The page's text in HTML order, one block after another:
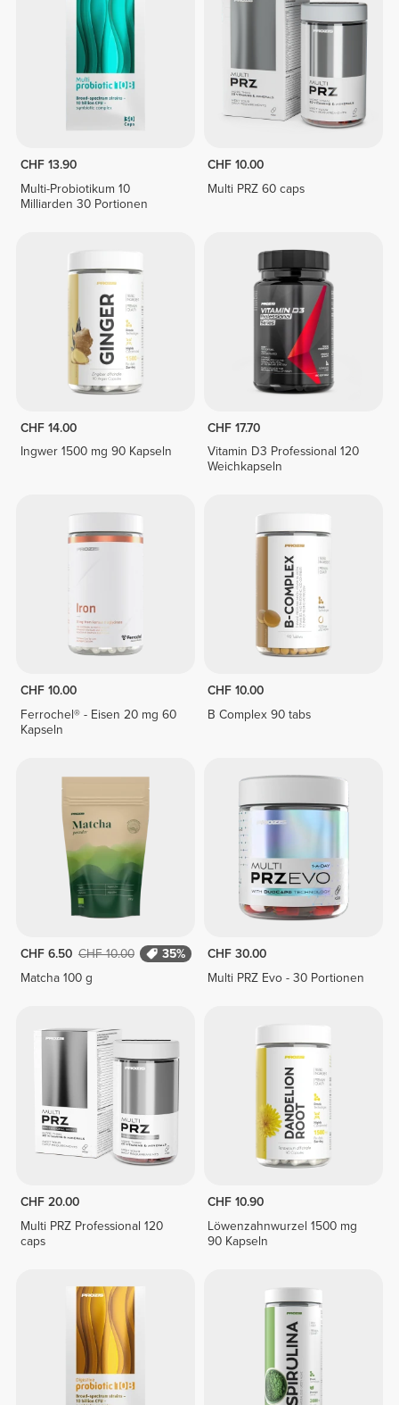
CHF 13.90
Multi-Probiotikum 10
Milliarden 30 Portionen
CHF 10.00
Multi PRZ 60 caps
CHF 14.00
Ingwer 1500 mg 90 Kapseln
CHF 17.70
Vitamin D3 Professional 120
Weichkapseln
CHF 10.00
Ferrochel® - Eisen 20 mg 60
Kapseln
CHF 10.00
B Complex 90 tabs
CHF 6.50 CHF 10.00
35%
Matcha 100 g
CHF 30.00
Multi PRZ Evo - 30 Portionen
CHF 20.00
Multi PRZ Professional 120
caps
CHF 10.90
Löwenzahnwurzel 1500 mg
90 Kapseln